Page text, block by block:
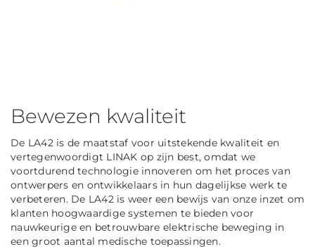
Bewezen kwaliteit
De LA42 is de maatstaf voor uitstekende kwaliteit en
vertegenwoordigt LINAK op zijn best, omdat we
voortdurend technologie innoveren om het proces van
ontwerpers en ontwikkelaars in hun dagelijkse werk te
verbeteren. De LA42 is weer een bewijs van onze inzet om
klanten hoogwaardige systemen te bieden voor
nauwkeurige en betrouwbare elektrische beweging in
een groot aantal medische toepassingen.